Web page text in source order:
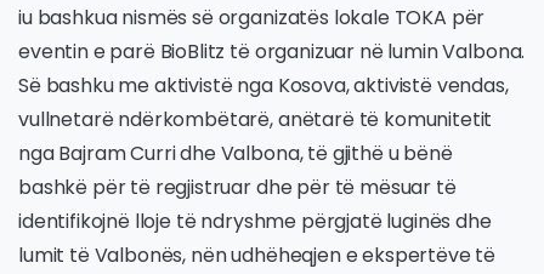
iu bashkua nismës së organizatës lokale TOKA për
eventin e parë BioBlitz të organizuar në lumin Valbona.
Së bashku me aktivistë nga Kosova, aktivistë vendas,
vullnetarë ndërkombëtarë, anëtarë të komunitetit
nga Bajram Curri dhe Valbona, të gjithë u bënë
bashkë për të regjistruar dhe për të mësuar të
identifikojnë lloje të ndryshme përgjatë luginës dhe
lumit të Valbonës, nën udhëheqjen e ekspertëve të